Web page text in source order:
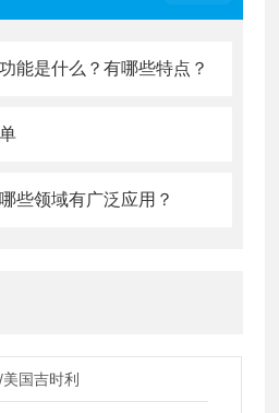
能是什么？有哪些特点？
些领域有广泛应用？
国吉时利